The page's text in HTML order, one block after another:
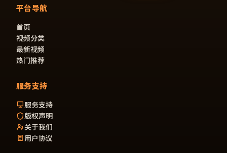
平台导航
首页
视频分类
最新视频
热门推荐
服务支持
服务支持
版权声明
关于我们
用户协议